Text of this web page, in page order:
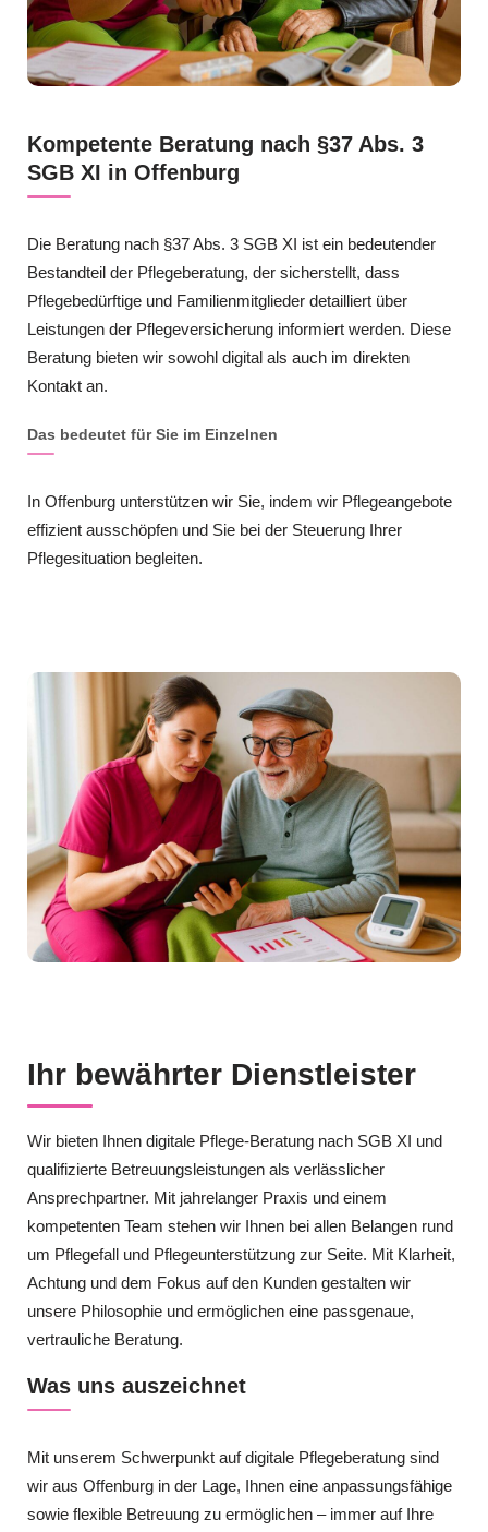
Kompetente Beratung nach §37 Abs. 3
SGB XI in Offenburg
Die Beratung nach §37 Abs. 3 SGB XI ist ein bedeutender
Bestandteil der Pflegeberatung, der sicherstellt, dass
Pflegebedürftige und Familienmitglieder detailliert über
Leistungen der Pflegeversicherung informiert werden. Diese
Beratung bieten wir sowohl digital als auch im direkten
Kontakt an.
Das bedeutet für Sie im Einzelnen
In Offenburg unterstützen wir Sie, indem wir Pflegeangebote
effizient ausschöpfen und Sie bei der Steuerung Ihrer
Pflegesituation begleiten.
Ihr bewährter Dienstleister
Wir bieten Ihnen digitale Pflege-Beratung nach SGB XI und
qualifizierte Betreuungsleistungen als verlässlicher
Ansprechpartner. Mit jahrelanger Praxis und einem
kompetenten Team stehen wir Ihnen bei allen Belangen rund
um Pflegefall und Pflegeunterstützung zur Seite. Mit Klarheit,
Achtung und dem Fokus auf den Kunden gestalten wir
unsere Philosophie und ermöglichen eine passgenaue,
vertrauliche Beratung.
Was uns auszeichnet
Mit unserem Schwerpunkt auf digitale Pflegeberatung sind
wir aus Offenburg in der Lage, Ihnen eine anpassungsfähige
sowie flexible Betreuung zu ermöglichen – immer auf Ihre